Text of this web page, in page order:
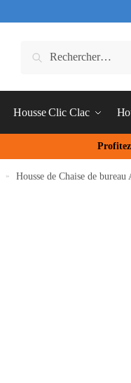
Housse Clic Clac
» Housse de Chaise de bureau